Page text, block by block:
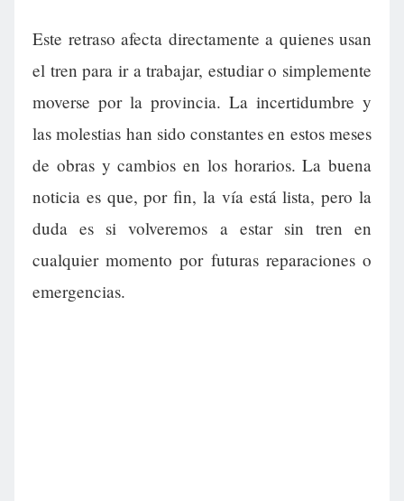
Este retraso afecta directamente a quienes usan
el tren para ir a trabajar, estudiar o simplemente
moverse por la provincia. La incertidumbre y
las molestias han sido constantes en estos meses
de obras y cambios en los horarios. La buena
noticia es que, por fin, la vía está lista, pero la
duda es si volveremos a estar sin tren en
cualquier momento por futuras reparaciones o
emergencias.